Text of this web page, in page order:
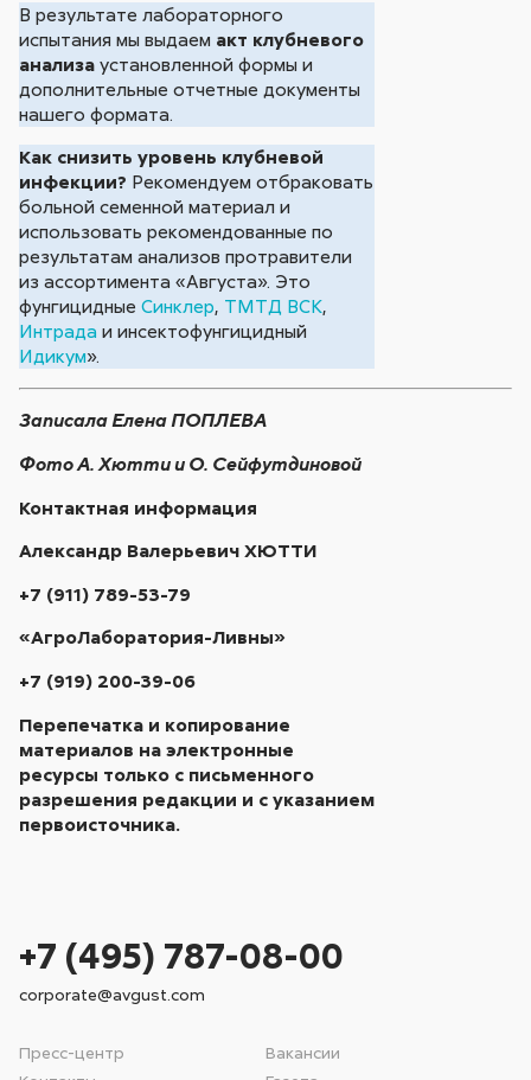
В результате лабораторного
испытания мы выдаем акт клубневого
анализа установленной формы и
дополнительные отчетные документы
нашего формата.
Как снизить уровень клубневой
инфекции? Рекомендуем отбраковать
больной семенной материал и
использовать рекомендованные по
результатам анализов протравители
из ассортимента «Августа». Это
фунгицидныеСинклер, ТМТД ВСК,
Интрада и инсектофунгицидный
Идикум».
Записала Елена ПОПЛЕВА
Фото А. Хютти и О. Сейфутдиновой
Контактная информация
Александр Валерьевич ХЮТТИ
+7 (911) 789-53-79
«АгроЛаборатория-Ливны»
+7 (919) 200-39-06
Перепечатка и копирование
материалов на электронные
ресурсы только с письменного
разрешения редакции и с указанием
первоисточника.
Пресс-центр
Вакансии
+7 (495) 787-08-00
corporate@avgust.com